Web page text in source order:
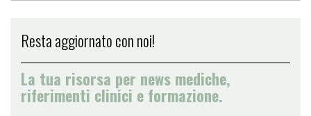
Resta aggiornato con noi!
La tua risorsa per news mediche,
riferimenti clinici e formazione.